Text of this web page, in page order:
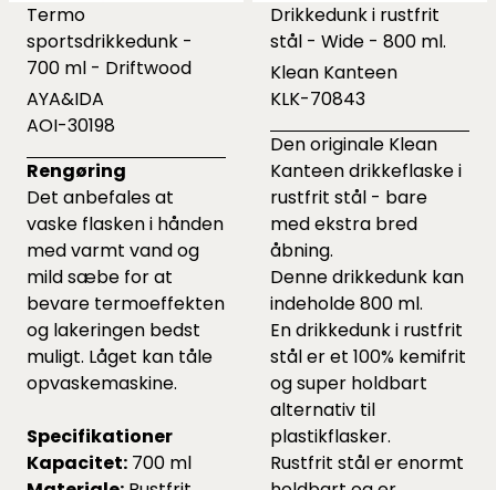
Termo
sportsdrikkedunk -
700 ml - Driftwood
AYA&IDA
AOI-30198
Rengøring
Det anbefales at
vaske flasken i hånden
med varmt vand og
mild sæbe for at
bevare termoeffekten
og lakeringen bedst
muligt. Låget kan tåle
opvaskemaskine.
Specifikationer
Kapacitet: 700 ml
Drikkedunk i rustfrit
stål - Wide - 800 ml.
Klean Kanteen
KLK-70843
Den originale Klean
Kanteen drikkeflaske i
rustfrit stål - bare
med ekstra bred
åbning.
Denne drikkedunk kan
indeholde 800 ml.
En drikkedunk i rustfrit
stål er et 100% kemifrit
og super holdbart
alternativ til
plastikflasker.
Rustfrit stål er enormt